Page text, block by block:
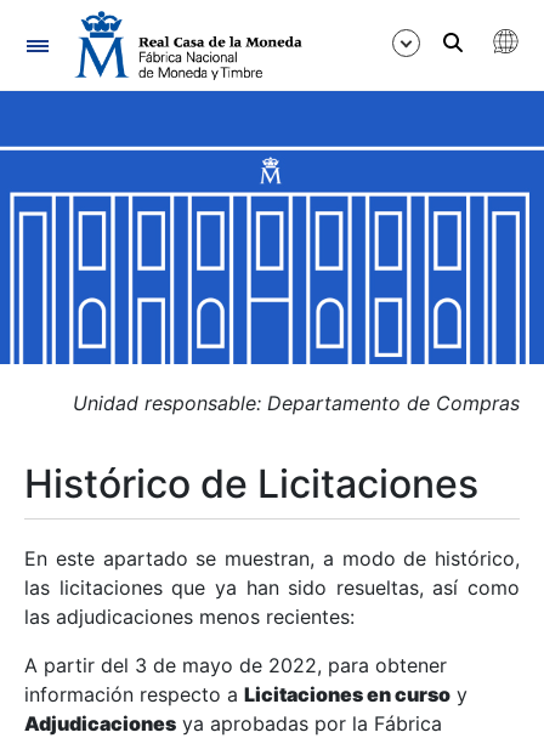
Navegación
Mostrar/Ocultar
Mostrar/Ocultar
Mostrar/Ocultar
Mostrar/Ocultar
Mostrar/Ocultar
Mostrar/Ocultar
Unidad responsable: Departamento de Compras
Histórico de Licitaciones
En este apartado se muestran, a modo de histórico,
las licitaciones que ya han sido resueltas, así como
las adjudicaciones menos recientes:
A partir del 3 de mayo de 2022, para obtener
información respecto a Licitaciones en curso y
Adjudicaciones ya aprobadas por la Fábrica